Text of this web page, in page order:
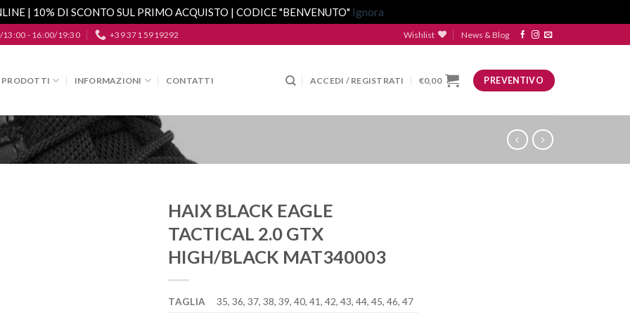
| 10% DI SCONTO SUL PRIMO ACQUISTO | CODICE "BENVENUTO" Ignora
13:00 - 16:00/19:30 +39 371 5919292 Wishlist News & Blog
PRODOTTI INFORMAZIONI CONTATTI ACCEDI / REGISTRATI €0,00 PREVENTIVO
HAIX BLACK EAGLE
TACTICAL 2.0 GTX
HIGH/BLACK MAT340003
TAGLIA 35, 36, 37, 38, 39, 40, 41, 42, 43, 44, 45, 46, 47